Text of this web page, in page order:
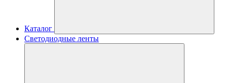
Каталог
Светодиодные ленты